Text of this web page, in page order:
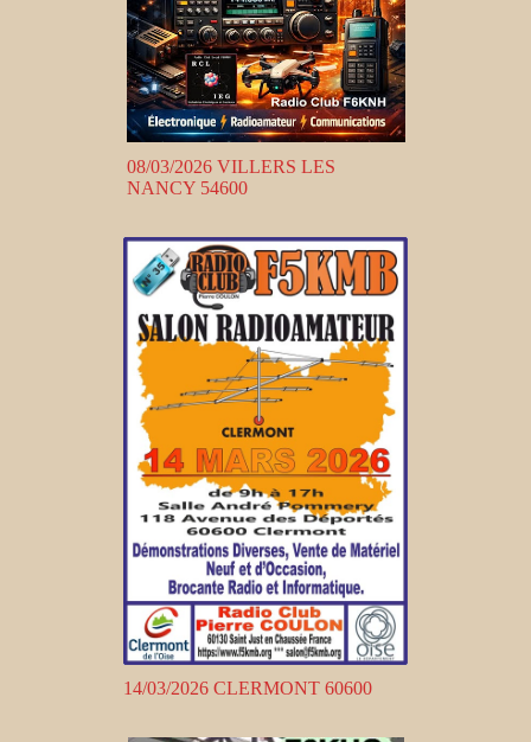
08/03/2026 VILLERS LES
NANCY 54600
14/03/2026 CLERMONT 60600